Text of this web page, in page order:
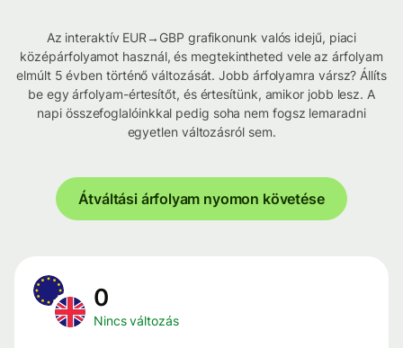
Az interaktív EUR→GBP grafikonunk valós idejű, piaci
középárfolyamot használ, és megtekintheted vele az árfolyam
elmúlt 5 évben történő változását. Jobb árfolyamra vársz? Állíts
be egy árfolyam-értesítőt, és értesítünk, amikor jobb lesz. A
napi összefoglalóinkkal pedig soha nem fogsz lemaradni
egyetlen változásról sem.
Átváltási árfolyam nyomon követése
0
Nincs változás